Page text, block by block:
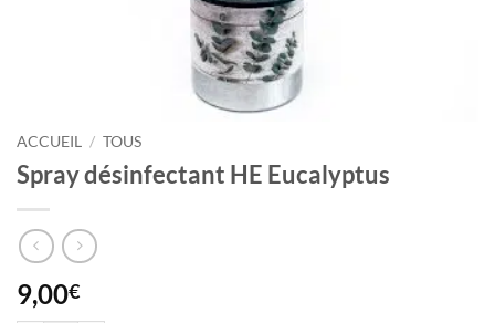
ACCUEIL / TOUS
Spray désinfectant HE Eucalyptus
9,00€